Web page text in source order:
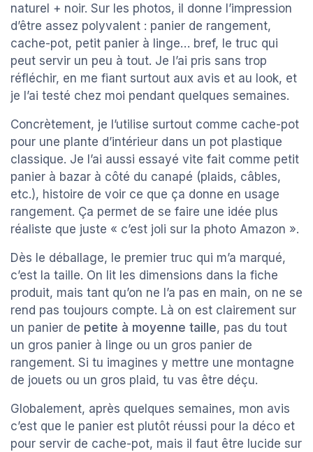
naturel + noir. Sur les photos, il donne l’impression
d’être assez polyvalent : panier de rangement,
cache-pot, petit panier à linge… bref, le truc qui
peut servir un peu à tout. Je l’ai pris sans trop
réfléchir, en me fiant surtout aux avis et au look, et
je l’ai testé chez moi pendant quelques semaines.
Concrètement, je l’utilise surtout comme cache-pot
pour une plante d’intérieur dans un pot plastique
classique. Je l’ai aussi essayé vite fait comme petit
panier à bazar à côté du canapé (plaids, câbles,
etc.), histoire de voir ce que ça donne en usage
rangement. Ça permet de se faire une idée plus
réaliste que juste « c’est joli sur la photo Amazon ».
Dès le déballage, le premier truc qui m’a marqué,
c’est la taille. On lit les dimensions dans la fiche
produit, mais tant qu’on ne l’a pas en main, on ne se
rend pas toujours compte. Là on est clairement sur
un panier de petite à moyenne taille, pas du tout
un gros panier à linge ou un gros panier de
rangement. Si tu imagines y mettre une montagne
de jouets ou un gros plaid, tu vas être déçu.
Globalement, après quelques semaines, mon avis
c’est que le panier est plutôt réussi pour la déco et
pour servir de cache-pot, mais il faut être lucide sur